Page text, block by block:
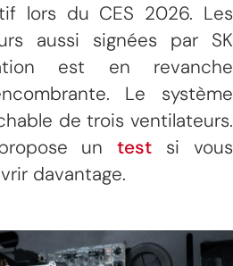
lors du CES 2026. Les
aussi signées par SK
est en revanche
Le système
de trois ventilateurs.
untest si vous
davantage.